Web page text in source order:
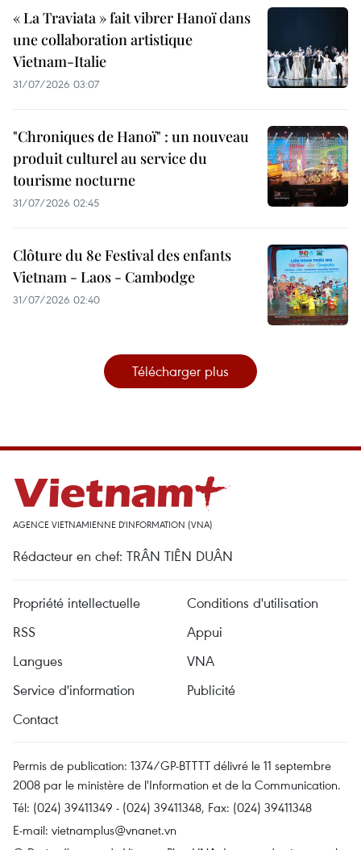
« La Traviata » fait vibrer Hanoï dans
une collaboration artistique
Vietnam-Italie
31/07/2026 03:07
"Chroniques de Hanoï" : un nouveau
produit culturel au service du
tourisme nocturne
31/07/2026 02:45
Clôture du 8e Festival des enfants
Vietnam - Laos - Cambodge
31/07/2026 02:40
Télécharger plus
AGENCE VIETNAMIENNE D'INFORMATION (VNA)
Rédacteur en chef: TRÂN TIÊN DUÂN
Propriété intellectuelle
Conditions d'utilisation
RSS
Appui
Langues
VNA
Service d'information
Publicité
Contact
Permis de publication: 1374/GP-BTTTT délivré le 11 septembre
2008 par le ministère de l'Information et de la Communication.
Tél: (024) 39411349 - (024) 39411348, Fax: (024) 39411348
E-mail: vietnamplus@vnanet.vn